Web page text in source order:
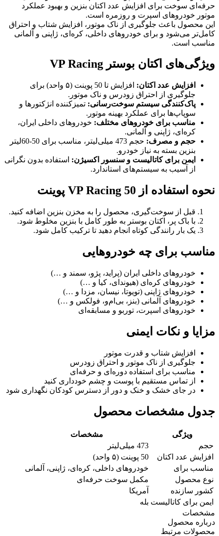
حرفه‌ای سوخت برای افزایش عدد اکتان بنزین و بهبود عملکرد
موتور خودروهای اسپرت و روزمره است.
این محصول باعث جلوگیری از ناک موتور، افزایش شتاب و احتراق
کامل‌تر می‌شود و برای خودروهای داخلی، کره‌ای، ژاپنی و آلمانی
مناسب است.
ویژگی‌های اکتان بوستر VP Racing
افزایش عدد اکتان:
افزایش تا 50 پوینت (۵ واحد) برای
جلوگیری از احتراق زودرس و ناک موتور.
پاک‌کنندگی سیستم سوخت‌رسانی: تمیزکننده انژکتورها و
سوپاپ‌ها برای عملکرد بهینه موتور.
مناسب برای خودروهای مختلف: خودروهای داخلی ایران،
کره‌ای، ژاپنی و آلمانی.
حجم و مصرف:
حجم 473 میلی‌لیتر، مناسب برای 50-60لیتر
بنزین بسته به نیاز خودرو.
ایمن برای کاتالیست و سنسور اکسیژن: استفاده بدون نگرانی
از آسیب به سیستم‌های استاندارد.
نحوه استفاده از VP Racing 50 پوینت
قبل از سوخت‌گیری، محصول را به مخزن بنزین اضافه کنید.
با باک پر، اکتان بوستر به طور کامل با بنزین مخلوط شود.
یک بار رانندگی کوتاه انجام دهید تا ترکیب کامل شود.
مناسب برای چه خودروهایی
خودروهای داخلی ایران (پراید، پژو، سمند و …)
خودروهای کره‌ای (هیوندای، کیا و …)
خودروهای ژاپنی (تویوتا، نیسان، مزدا و …)
خودروهای آلمانی (بنز، بی‌ام‌و، فولکس و …)
خودروهای اسپرت، توربو و مسابقه‌ای
مزایا و نکات ایمنی
افزایش شتاب و قدرت موتور
جلوگیری از ناک موتور و احتراق زودرس
مناسب برای استفاده دوره‌ای و حرفه‌ای
از تماس مستقیم با پوست و چشم خودداری کنید
در جای خشک و خنک و دور از دسترس کودکان نگهداری شود
جدول مشخصات محصول
ویژگی
مشخصات
حجم
473 میلی‌لیتر
افزایش عدد اکتان
50 پوینت (۵ واحد)
مناسب برای
خودروهای داخلی، کره‌ای، ژاپنی، آلمانی
نوع محصول
مکمل سوخت حرفه‌ای
کشور سازنده
آمریکا
ایمن برای کاتالیست بله
مشخصات
درباره محصول
محصولات مرتبط